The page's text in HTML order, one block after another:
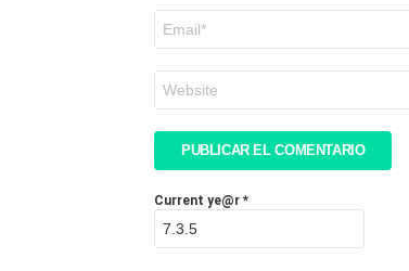
electrónico
*
Current ye@r *